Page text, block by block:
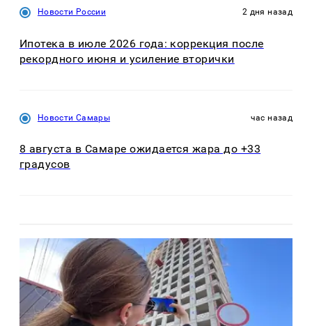
Новости России 2 дня назад
Ипотека в июле 2026 года: коррекция после
рекордного июня и усиление вторички
Новости Самары час назад
8 августа в Самаре ожидается жара до +33
градусов